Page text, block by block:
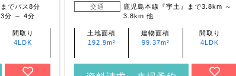
でバス8分
3分 ～ 4分
間取り
4LDK
交通
鹿児島本線『宇土』まで3.8km ～
3.8km 他
土地面積
192.9m²
建物面積
99.37m²
間取り
4LDK